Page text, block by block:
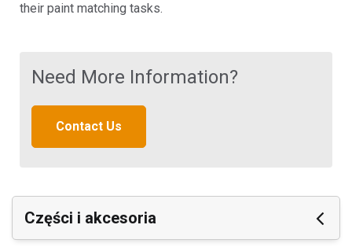
their paint matching tasks.
Need More Information?
Contact Us
Części i akcesoria